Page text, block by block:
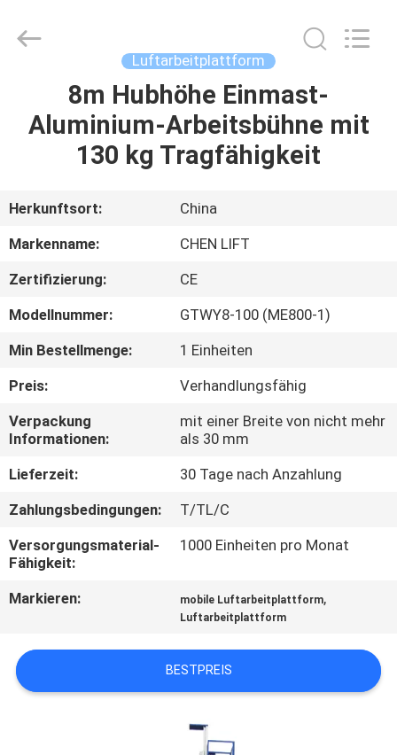
HAUSE
ÜBER
UNS
WERKSBESICHTIGUNG
QUALITÄTSKONTROLLE
KONTAKT
MIT
UNS
NEUIGKEITEN
BITTE UM
ANGEBOT
LTD.
Luftarbeitplattform
8m Hubhöhe Einmast-
Aluminium-Arbeitsbühne mit
130 kg Tragfähigkeit
Herkunftsort:
China
Markenname:
CHEN LIFT
Zertifizierung:
CE
Modellnummer:
GTWY8-100 (ME800-1)
Min Bestellmenge:
1 Einheiten
Preis:
Verhandlungsfähig
Verpackung
Informationen:
mit einer Breite von nicht mehr
als 30 mm
Lieferzeit:
30 Tage nach Anzahlung
Zahlungsbedingungen:
T/TL/C
Versorgungsmaterial-
Fähigkeit:
1000 Einheiten pro Monat
Markieren: mobile Luftarbeitplattform,
Luftarbeitplattform
BESTPREIS